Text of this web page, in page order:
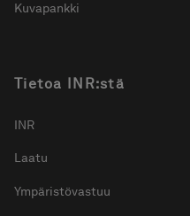
Kuvapankki
Tietoa INR:stä
INR
Laatu
Ympäristövastuu